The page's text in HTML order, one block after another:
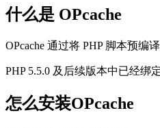
什么是 OPcache
OPcache 通过将 PHP 脚本预编
PHP 5.5.0 及后续版本中已经绑
怎么安装OPcache